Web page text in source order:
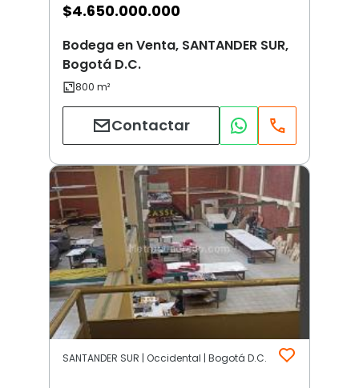
$4.650.000.000
Bodega en Venta, SANTANDER SUR,
Bogotá D.C.
Contactar
SANTANDER SUR | Occidental | Bogotá D.C.